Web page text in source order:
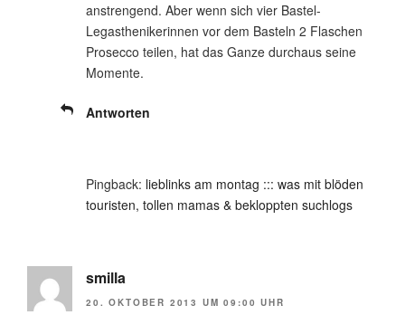
anstrengend. Aber wenn sich vier Bastel-
Legasthenikerinnen vor dem Basteln 2 Flaschen
Prosecco teilen, hat das Ganze durchaus seine
Momente.
Antworten
Pingback: lieblinks am montag ::: was mit blöden
touristen, tollen mamas & bekloppten suchlogs
smilla
20. OKTOBER 2013 UM 09:00 UHR